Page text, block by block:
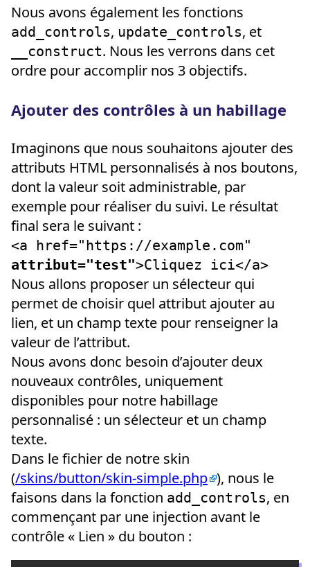
Nous avons également les fonctions
add_controls, update_controls, et
__construct. Nous les verrons dans cet
ordre pour accomplir nos 3 objectifs.
Ajouter des contrôles à un habillage
Imaginons que nous souhaitons ajouter des
attributs HTML personnalisés à nos boutons,
dont la valeur soit administrable, par
exemple pour réaliser du suivi. Le résultat
final sera le suivant :
<a href="https://example.com"
attribut="test">Cliquez ici</a>
Nous allons proposer un sélecteur qui
permet de choisir quel attribut ajouter au
lien, et un champ texte pour renseigner la
valeur de l’attribut.
Nous avons donc besoin d’ajouter deux
nouveaux contrôles, uniquement
disponibles pour notre habillage
personnalisé : un sélecteur et un champ
texte.
Dans le fichier de notre skin
(/skins/button/skin-simple.php ), nous le
faisons dans la fonction add_controls, en
commençant par une injection avant le
contrôle « Lien » du bouton :